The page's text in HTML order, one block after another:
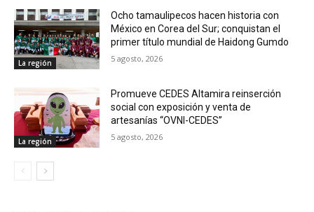
La región
Ocho tamaulipecos hacen historia con
México en Corea del Sur; conquistan el
primer título mundial de Haidong Gumdo
5 agosto, 2026
La región
Promueve CEDES Altamira reinserción
social con exposición y venta de
artesanías “OVNI-CEDES”
5 agosto, 2026